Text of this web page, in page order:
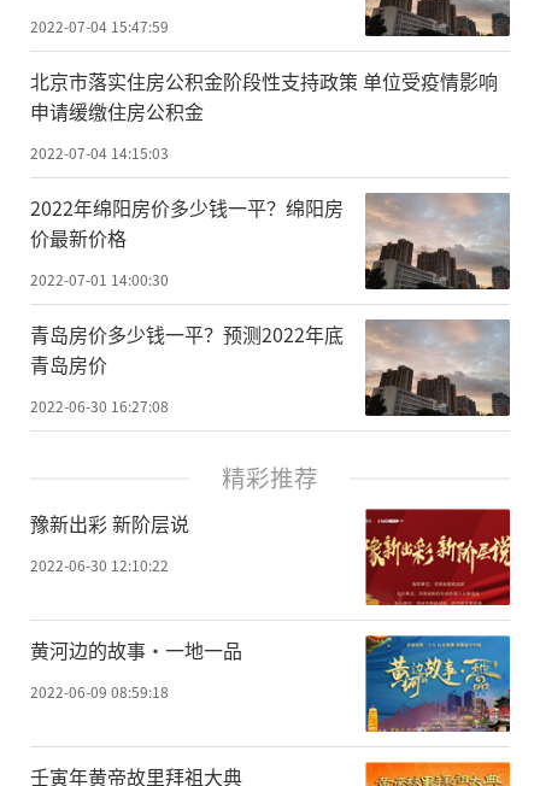
2022-07-04 15:47:59
北京市落实住房公积金阶段性支持政策 单位受疫情影响
申请缓缴住房公积金
2022-07-04 14:15:03
2022年绵阳房价多少钱一平？绵阳房
价最新价格
2022-07-01 14:00:30
青岛房价多少钱一平？预测2022年底
青岛房价
2022-06-30 16:27:08
精彩推荐
豫新出彩 新阶层说
2022-06-30 12:10:22
黄河边的故事·一地一品
2022-06-09 08:59:18
壬寅年黄帝故里拜祖大典